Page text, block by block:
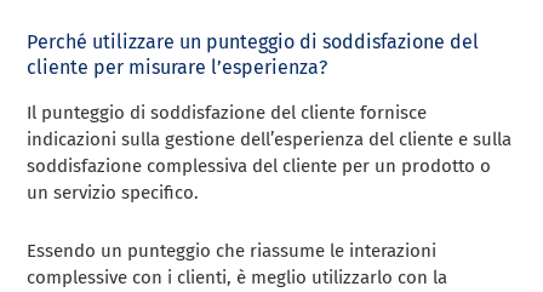
Perché utilizzare un punteggio di soddisfazione del
cliente per misurare l’esperienza?
Il punteggio di soddisfazione del cliente fornisce
indicazioni sulla gestione dell’esperienza del cliente e sulla
soddisfazione complessiva del cliente per un prodotto o
un servizio specifico.
Essendo un punteggio che riassume le interazioni
complessive con i clienti, è meglio utilizzarlo con la